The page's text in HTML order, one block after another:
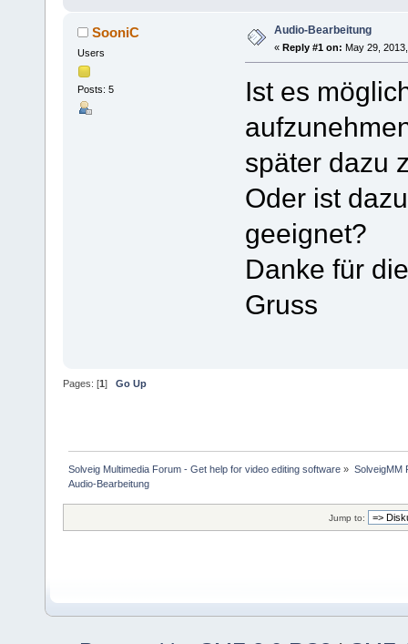
SooniC
Users
Posts: 5
Audio-Bearbeitung
« Reply #1 on: May 29,
Ist es
später dazu
Oder ist
geeignet?
Danke für
Gruss
Pages: [1] Go Up
Solveig Multimedia Forum - Get help for video editing software » SolveigMM
Audio-Bearbeitung
Jump to: